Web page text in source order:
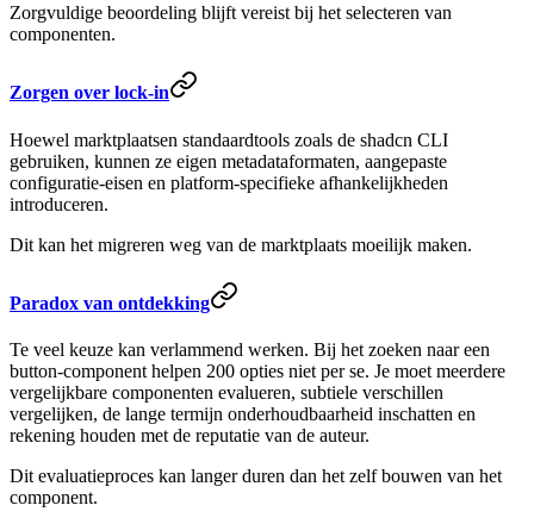
Zorgvuldige beoordeling blijft vereist bij het selecteren van
componenten.
Zorgen over lock-in
Hoewel marktplaatsen standaardtools zoals de shadcn CLI
gebruiken, kunnen ze eigen metadataformaten, aangepaste
configuratie-eisen en platform-specifieke afhankelijkheden
introduceren.
Dit kan het migreren weg van de marktplaats moeilijk maken.
Paradox van ontdekking
Te veel keuze kan verlammend werken. Bij het zoeken naar een
button-component helpen 200 opties niet per se. Je moet meerdere
vergelijkbare componenten evalueren, subtiele verschillen
vergelijken, de lange termijn onderhoudbaarheid inschatten en
rekening houden met de reputatie van de auteur.
Dit evaluatieproces kan langer duren dan het zelf bouwen van het
component.